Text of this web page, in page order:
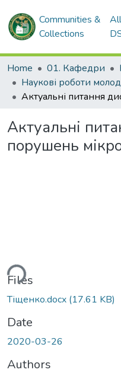
Communities &
Collections
Home 01. Кафедри
Актуальні
порушень
Files
Тіщенко.docx (17.61 KB)
Date
2020-03-26
Authors